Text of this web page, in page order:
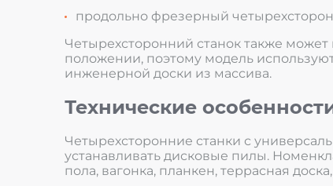
продольно фрезерный
Четырехсторонний станок также
положении, поэтому модель
инженерной доски из массива.
Технические
Четырехсторонние станки с
устанавливать дисковые пилы.
пола, вагонка, планкен, террасная